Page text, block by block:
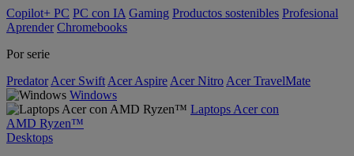
Copilot+ PC PC con IA Gaming Productos sostenibles Profesional
Aprender Chromebooks
Por serie
Predator Acer Swift Acer Aspire Acer Nitro Acer TravelMate
Windows
Laptops Acer con
AMD Ryzen™
Desktops